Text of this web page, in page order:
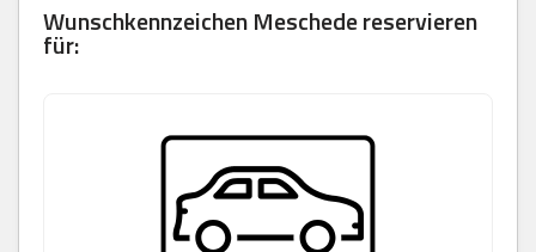
Wunschkennzeichen Meschede reservieren
für: